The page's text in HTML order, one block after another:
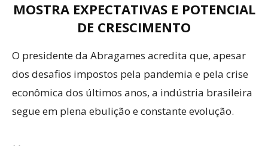
MOSTRA EXPECTATIVAS E POTENCIAL
DE CRESCIMENTO
O presidente da Abragames acredita que, apesar
dos desafios impostos pela pandemia e pela crise
econômica dos últimos anos, a indústria brasileira
segue em plena ebulição e constante evolução.